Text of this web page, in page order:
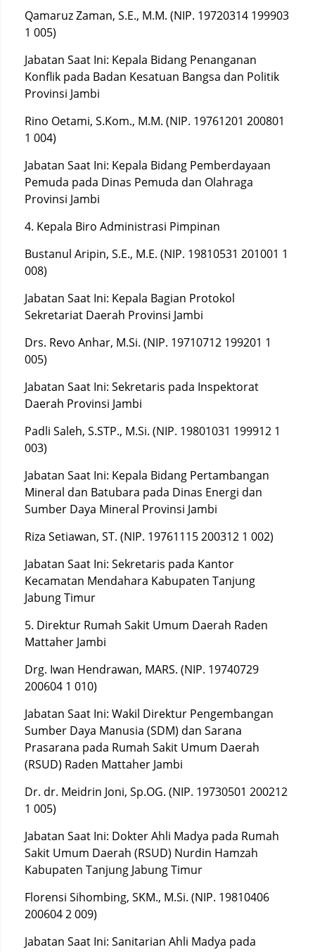
Qamaruz Zaman, S.E., M.M. (NIP. 19720314 199903
1 005)
Jabatan Saat Ini: Kepala Bidang Penanganan
Konflik pada Badan Kesatuan Bangsa dan Politik
Provinsi Jambi
Rino Oetami, S.Kom., M.M. (NIP. 19761201 200801
1 004)
Jabatan Saat Ini: Kepala Bidang Pemberdayaan
Pemuda pada Dinas Pemuda dan Olahraga
Provinsi Jambi
4. Kepala Biro Administrasi Pimpinan
Bustanul Aripin, S.E., M.E. (NIP. 19810531 201001 1
008)
Jabatan Saat Ini: Kepala Bagian Protokol
Sekretariat Daerah Provinsi Jambi
Drs. Revo Anhar, M.Si. (NIP. 19710712 199201 1
005)
Jabatan Saat Ini: Sekretaris pada Inspektorat
Daerah Provinsi Jambi
Padli Saleh, S.STP., M.Si. (NIP. 19801031 199912 1
003)
Jabatan Saat Ini: Kepala Bidang Pertambangan
Mineral dan Batubara pada Dinas Energi dan
Sumber Daya Mineral Provinsi Jambi
Riza Setiawan, ST. (NIP. 19761115 200312 1 002)
Jabatan Saat Ini: Sekretaris pada Kantor
Kecamatan Mendahara Kabupaten Tanjung
Jabung Timur
5. Direktur Rumah Sakit Umum Daerah Raden
Mattaher Jambi
Drg. Iwan Hendrawan, MARS. (NIP. 19740729
200604 1 010)
Jabatan Saat Ini: Wakil Direktur Pengembangan
Sumber Daya Manusia (SDM) dan Sarana
Prasarana pada Rumah Sakit Umum Daerah
(RSUD) Raden Mattaher Jambi
Dr. dr. Meidrin Joni, Sp.OG. (NIP. 19730501 200212
1 005)
Jabatan Saat Ini: Dokter Ahli Madya pada Rumah
Sakit Umum Daerah (RSUD) Nurdin Hamzah
Kabupaten Tanjung Jabung Timur
Florensi Sihombing, SKM., M.Si. (NIP. 19810406
200604 2 009)
Jabatan Saat Ini: Sanitarian Ahli Madya pada